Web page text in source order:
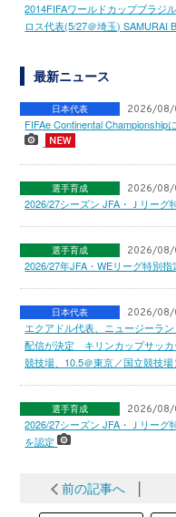
2014FIFAワールドカップブラジ
ロス代表(5/27＠埼玉) SAMURAI
最新ニュース
日本代表 2026/08/
FIFAe Continental Championship
選手育成 2026/08/
2026/27シーズン JFA・Ｊリー
選手育成 2026/08/
2026/27年JFA・WEリーグ特別
日本代表 2026/08/
エクアドル代表、ニュージーラ
配信が決定 キリンカップサッカ
競技場、10.5＠東京／国立競技
選手育成 2026/08/
2026/27シーズン JFA・Ｊリーグ
を認定
前の記事へ